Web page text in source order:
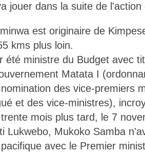
jouer dans la suite de
est originaire de
kms plus loin.
été ministre du Budget avec
Matata I
des vice-premiers
et des vice-ministres),
mois plus tard, le 7
Lukwebo, Mukoko Samba
avec le Premier